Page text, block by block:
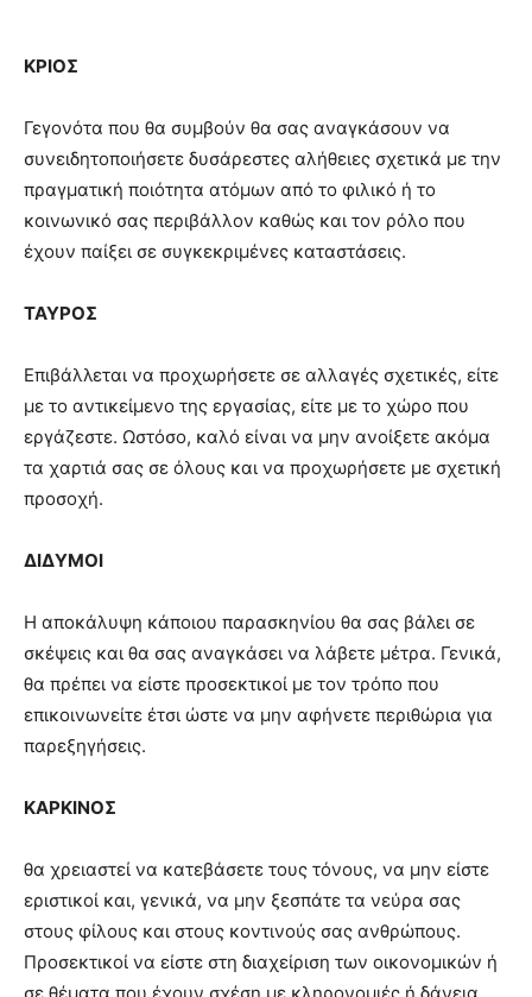
ΚΡΙΟΣ
Γεγονότα που θα συμβούν θα σας αναγκάσουν να
συνειδητοποιήσετε δυσάρεστες αλήθειες σχετικά με την
πραγματική ποιότητα ατόμων από το φιλικό ή το
κοινωνικό σας περιβάλλον καθώς και τον ρόλο που
έχουν παίξει σε συγκεκριμένες καταστάσεις.
ΤΑΥΡΟΣ
Επιβάλλεται να προχωρήσετε σε αλλαγές σχετικές, είτε
με το αντικείμενο της εργασίας, είτε με το χώρο που
εργάζεστε. Ωστόσο, καλό είναι να μην ανοίξετε ακόμα
τα χαρτιά σας σε όλους και να προχωρήσετε με σχετική
προσοχή.
ΔΙΔΥΜΟΙ
Η αποκάλυψη κάποιου παρασκηνίου θα σας βάλει σε
σκέψεις και θα σας αναγκάσει να λάβετε μέτρα. Γενικά,
θα πρέπει να είστε προσεκτικοί με τον τρόπο που
επικοινωνείτε έτσι ώστε να μην αφήνετε περιθώρια για
παρεξηγήσεις.
ΚΑΡΚΙΝΟΣ
θα χρειαστεί να κατεβάσετε τους τόνους, να μην είστε
εριστικοί και, γενικά, να μην ξεσπάτε τα νεύρα σας
στους φίλους και στους κοντινούς σας ανθρώπους.
Προσεκτικοί να είστε στη διαχείριση των οικονομικών ή